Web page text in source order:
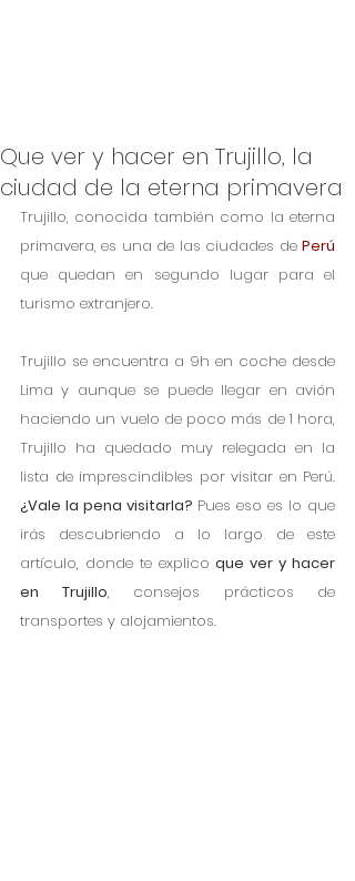
Que ver y hacer en Trujillo, la
ciudad de la eterna primavera
Trujillo, conocida también como la eterna
primavera, es una de las ciudades de Perú
que quedan en segundo lugar para el
turismo extranjero.
Trujillo se encuentra a 9h en coche desde
Lima y aunque se puede llegar en avión
haciendo un vuelo de poco más de 1 hora,
Trujillo ha quedado muy relegada en la
lista de imprescindibles por visitar en Perú.
¿Vale la pena visitarla? Pues eso es lo que
irás descubriendo a lo largo de este
artículo, donde te explico que ver y hacer
en Trujillo, consejos prácticos de
transportes y alojamientos.